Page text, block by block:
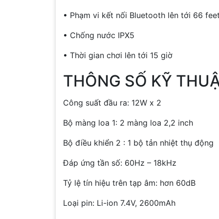
• Phạm vi kết nối Bluetooth lên tới 66
• Chống nước IPX5
• Thời gian chơi lên tới 15 giờ
THÔNG SỐ KỸ
Công suất đầu ra: 12W x 2
Bộ màng loa 1: 2 màng loa 2,2 inch
Bộ điều khiển 2 : 1 bộ tản nhiệt thụ động
Đáp ứng tần số: 60Hz – 18kHz
Tỷ lệ tín hiệu trên tạp âm: hơn 60dB
Loại pin: Li-ion 7.4V, 2600mAh